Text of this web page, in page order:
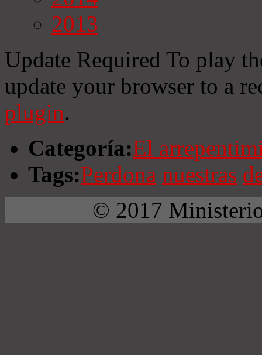
2013
Update Required To play
update your browser to a
plugin.
Categoría:El
Tags:Perdona nuestras
© 2017